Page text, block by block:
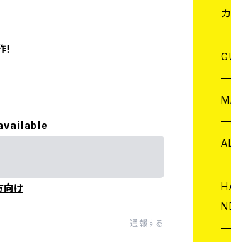
!
向け
通報する